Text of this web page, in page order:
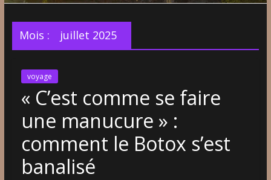
Mois : juillet 2025
voyage
« C’est comme se faire
une manucure » :
comment le Botox s’est
banalisé